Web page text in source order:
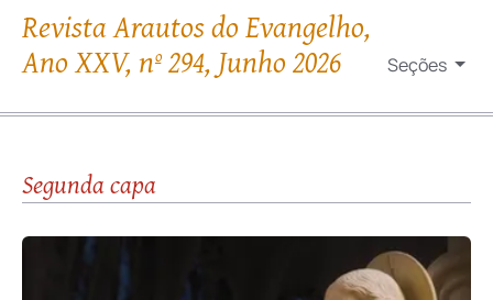
Revista Arautos do Evangelho,
Ano XXV, nº 294, Junho 2026 Seções
Segunda capa